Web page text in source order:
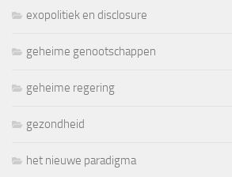
exopolitiek en disclosure
geheime genootschappen
geheime regering
gezondheid
het nieuwe paradigma